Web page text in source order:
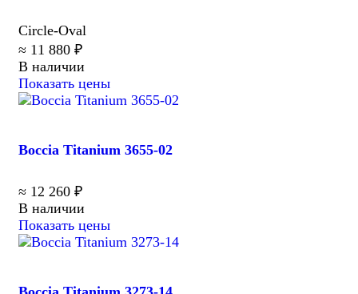
Circle-Oval
≈ 11 880 ₽
В наличии
Показать цены
Boccia Titanium 3655-02
≈ 12 260 ₽
В наличии
Показать цены